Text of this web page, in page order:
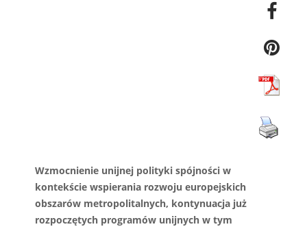
Wzmocnienie unijnej polityki spójności w
kontekście wspierania rozwoju europejskich
obszarów metropolitalnych, kontynuacja już
rozpoczętych programów unijnych w tym